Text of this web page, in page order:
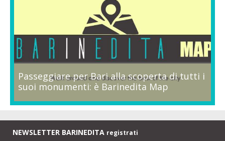
Passeggiare per Bari alla scoperta di tutti i
suoi monumenti: è Barinedita Map
NEWSLETTER BARINEDITA registrati